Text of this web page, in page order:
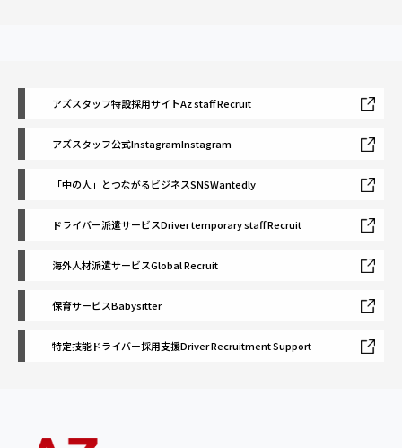
アズスタッフ特設採用サイトAz staff Recruit
アズスタッフ公式InstagramInstagram
「中の人」とつながるビジネスSNSWantedly
ドライバー派遣サービスDriver temporary staff Recruit
海外人材派遣サービスGlobal Recruit
保育サービスBabysitter
特定技能ドライバー採用支援Driver Recruitment Support